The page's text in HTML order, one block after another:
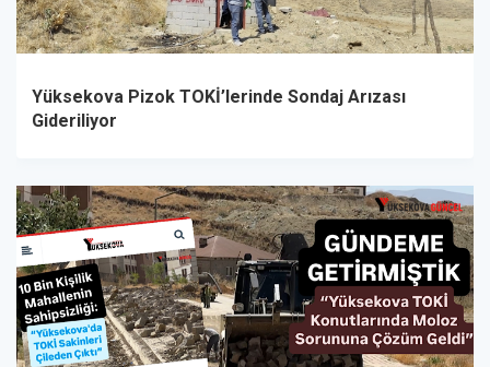
Yüksekova Pizok TOKİ’lerinde Sondaj Arızası
Gideriliyor